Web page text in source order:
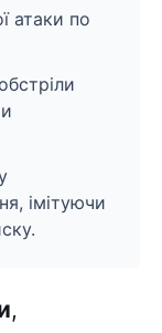
атаки по
імітуючи
,